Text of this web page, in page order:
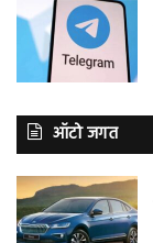
ऑटो जगत